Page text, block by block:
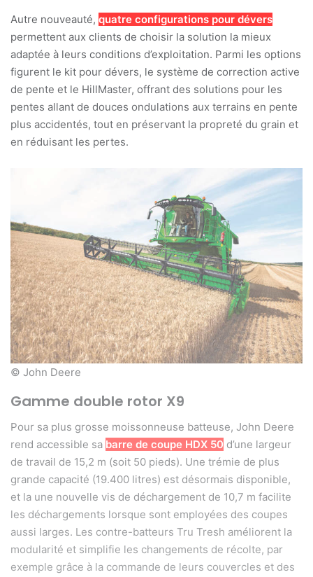
Autre nouveauté, quatre configurations pour dévers
permettent aux clients de choisir la solution la mieux
adaptée à leurs conditions d’exploitation. Parmi les options
figurent le kit pour dévers, le système de correction active
de pente et le HillMaster, offrant des solutions pour les
pentes allant de douces ondulations aux terrains en pente
plus accidentés, tout en préservant la propreté du grain et
en réduisant les pertes.
© John Deere
Gamme double rotor X9
Pour sa plus grosse moissonneuse batteuse, John Deere
rend accessible sa barre de coupe HDX 50 d’une largeur
de travail de 15,2 m (soit 50 pieds). Une trémie de plus
grande capacité (19.400 litres) est désormais disponible,
et la une nouvelle vis de déchargement de 10,7 m facilite
les déchargements lorsque sont employées des coupes
aussi larges. Les contre-batteurs Tru Tresh améliorent la
modularité et simplifie les changements de récolte, par
exemple grâce à la commande de leurs couvercles et des